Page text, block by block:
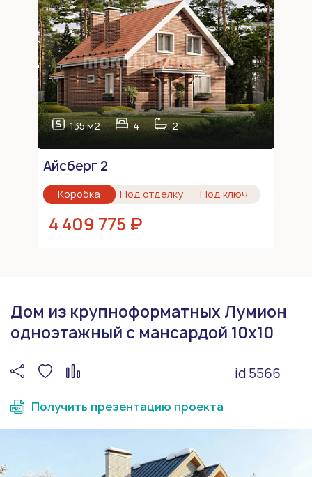
135 м2 4 2
Айсберг 2
Коробка Под отделку Под ключ
4 409 775 ₽
Дом из крупноформатных Лумион
одноэтажный с мансардой 10х10
id 5566
Получить презентацию проекта